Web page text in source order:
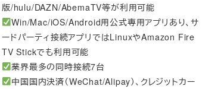
版/hulu/DAZN/AbemaTV等が利用可能
Win/Mac/iOS/Android用公式専用アプリあり、サ
ードパーティ接続アプリではLinuxやAmazon Fire
TV Stickでも利用可能
業界最多の同時接続7台
中国国内決済（WeChat/Alipay）、クレジットカー